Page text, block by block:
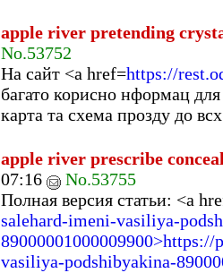
apple river pretending
No.53752
На сайт <a href=https://
багато корисно нформац
карта та схема прозду до
apple river prescribe
07:16
No.53755
Полная версия статьи: <a
salehard-imeni-vasiliya-
vasiliya-podshibyakina-